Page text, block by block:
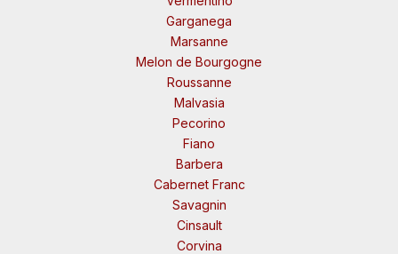
Garganega
Marsanne
Melon de Bourgogne
Roussanne
Malvasia
Pecorino
Fiano
Barbera
Cabernet Franc
Savagnin
Cinsault
Corvina